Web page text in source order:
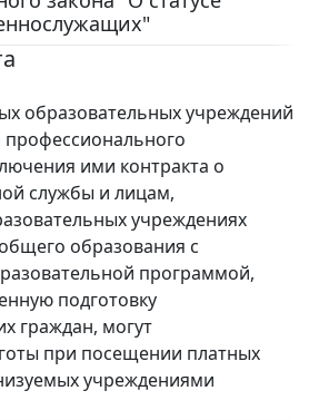
образовательных учреждений
ими контракта о
службы и лицам,
учреждениях
образования с
программой,
подготовку
граждан, могут
при посещении платных
учреждениями